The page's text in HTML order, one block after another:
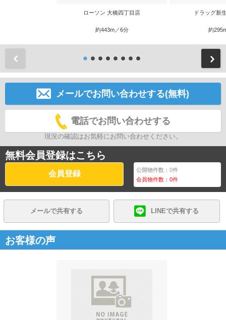
ローソン 大橋四丁目店
約443m／6分
ドラッグ新
約
メールでお問い合わせする(無料)
電話でお問い合わせする
現況の確認はお気軽にお問い合わせください。
無料会員登録はこちら
会員登録 公開物件数：0件
会員物件数：0件
メールで共有する LINEで共有する
お客様の声